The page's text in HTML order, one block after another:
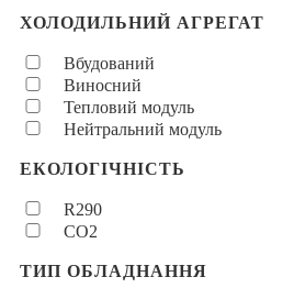
ХОЛОДИЛЬНИЙ АГРЕГАТ
Вбудований
Виносний
Тепловий модуль
Нейтральний модуль
ЕКОЛОГІЧНІСТЬ
R290
CO2
ТИП ОБЛАДНАННЯ